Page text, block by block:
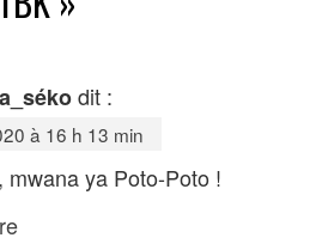
dit :
à 16 h 13 min
mwana ya Poto-Poto !